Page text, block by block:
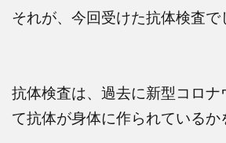
それが、今回受けた抗体検査で
抗体検査は、過去に新型コロナ
て抗体が身体に作られているか